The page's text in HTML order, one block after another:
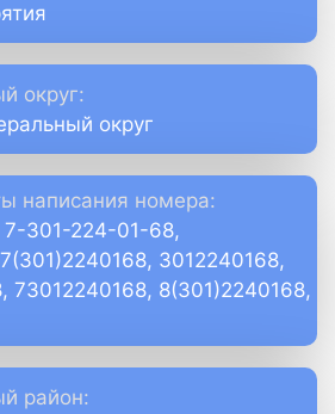
округ:
округ
написания номера:
301-224-01-68,
3012240168,
73012240168, 8(301)2240168,
район: